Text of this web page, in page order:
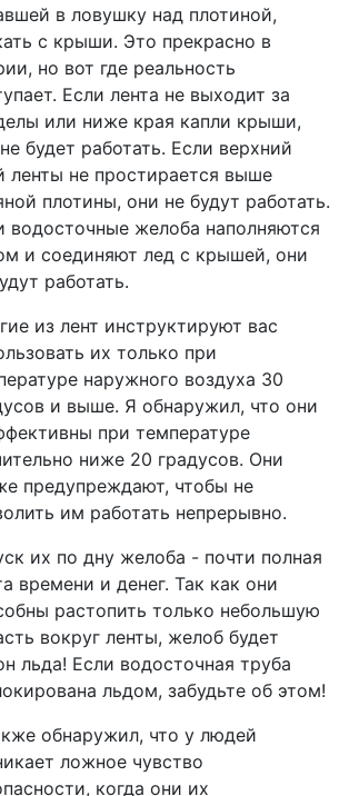
в ловушку над плотиной,
с крыши. Это прекрасно в
но вот где реальность
Если лента не выходит за
или ниже края капли крыши,
будет работать. Если верхний
ленты не простирается выше
плотины, они не будут работать.
водосточные желоба наполняются
и соединяют лед с крышей, они
работать.
из лент инструктируют вас
их только при
наружного воздуха 30
и выше. Я обнаружил, что они
при температуре
ниже 20 градусов. Они
предупреждают, чтобы не
им работать непрерывно.
их по дну желоба - почти полная
времени и денег. Так как они
растопить только небольшую
вокруг ленты, желоб будет
льда! Если водосточная труба
льдом, забудьте об этом!
обнаружил, что у людей
ложное чувство
когда они их